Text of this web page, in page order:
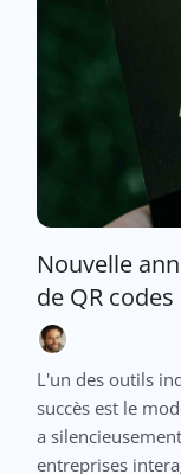
Nouvelle
de QR
L'un des outils
succès est le
a
entreprises